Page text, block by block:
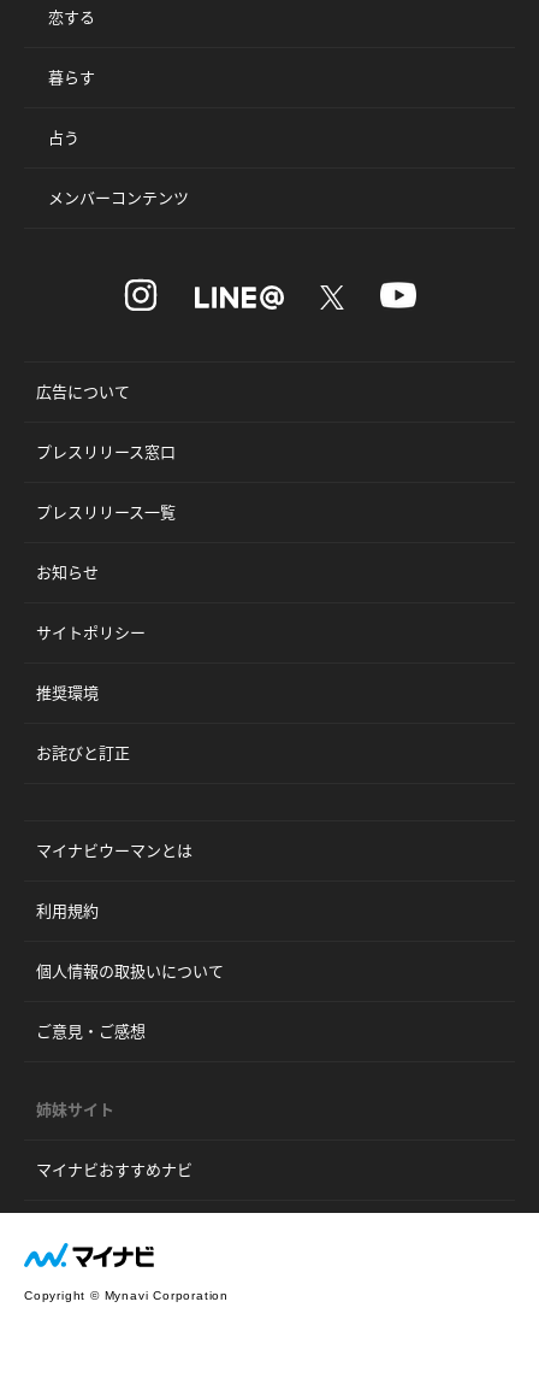
恋する
暮らす
占う
メンバーコンテンツ
広告について
プレスリリース窓口
プレスリリース一覧
お知らせ
サイトポリシー
推奨環境
お詫びと訂正
マイナビウーマンとは
利用規約
個人情報の取扱いについて
ご意見・ご感想
姉妹サイト
マイナビおすすめナビ
Copyright © Mynavi Corporation